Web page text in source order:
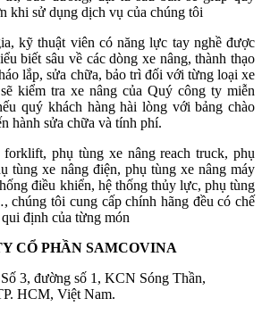
khi sử dụng dịch vụ của chúng tôi
kỹ thuật viên có năng lực tay nghề được
biết sâu về các dòng xe nâng, thành thạo
lắp, sửa chữa, bảo trì đối với từng loại xe
kiểm tra xe nâng của Quý công ty miễn
quý khách hàng hài lòng với bảng chào
hành sửa chữa và tính phí.
phụ tùng xe nâng reach truck, phụ
tùng xe nâng điện, phụ tùng xe nâng máy
điều khiển, hệ thống thủy lực, phụ tùng
chúng tôi cung cấp chính hãng đều có chế
định của từng món
CỔ PHẦN SAMCOVINA
Số 3, đường số 1, KCN Sóng Thần,
HCM, Việt Nam.